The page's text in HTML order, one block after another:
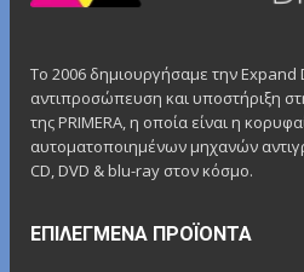
Το 2006 δημιουργήσαμε την Expand
αντιπροσώπευση και υποστήριξη
της PRIMERA, η οποία είναι η
αυτοματοποιημένων μηχανών
CD, DVD & blu-ray στον κόσμο.
ΕΠΙΛΕΓΜΈΝΑ ΠΡΟΪΌΝΤΑ